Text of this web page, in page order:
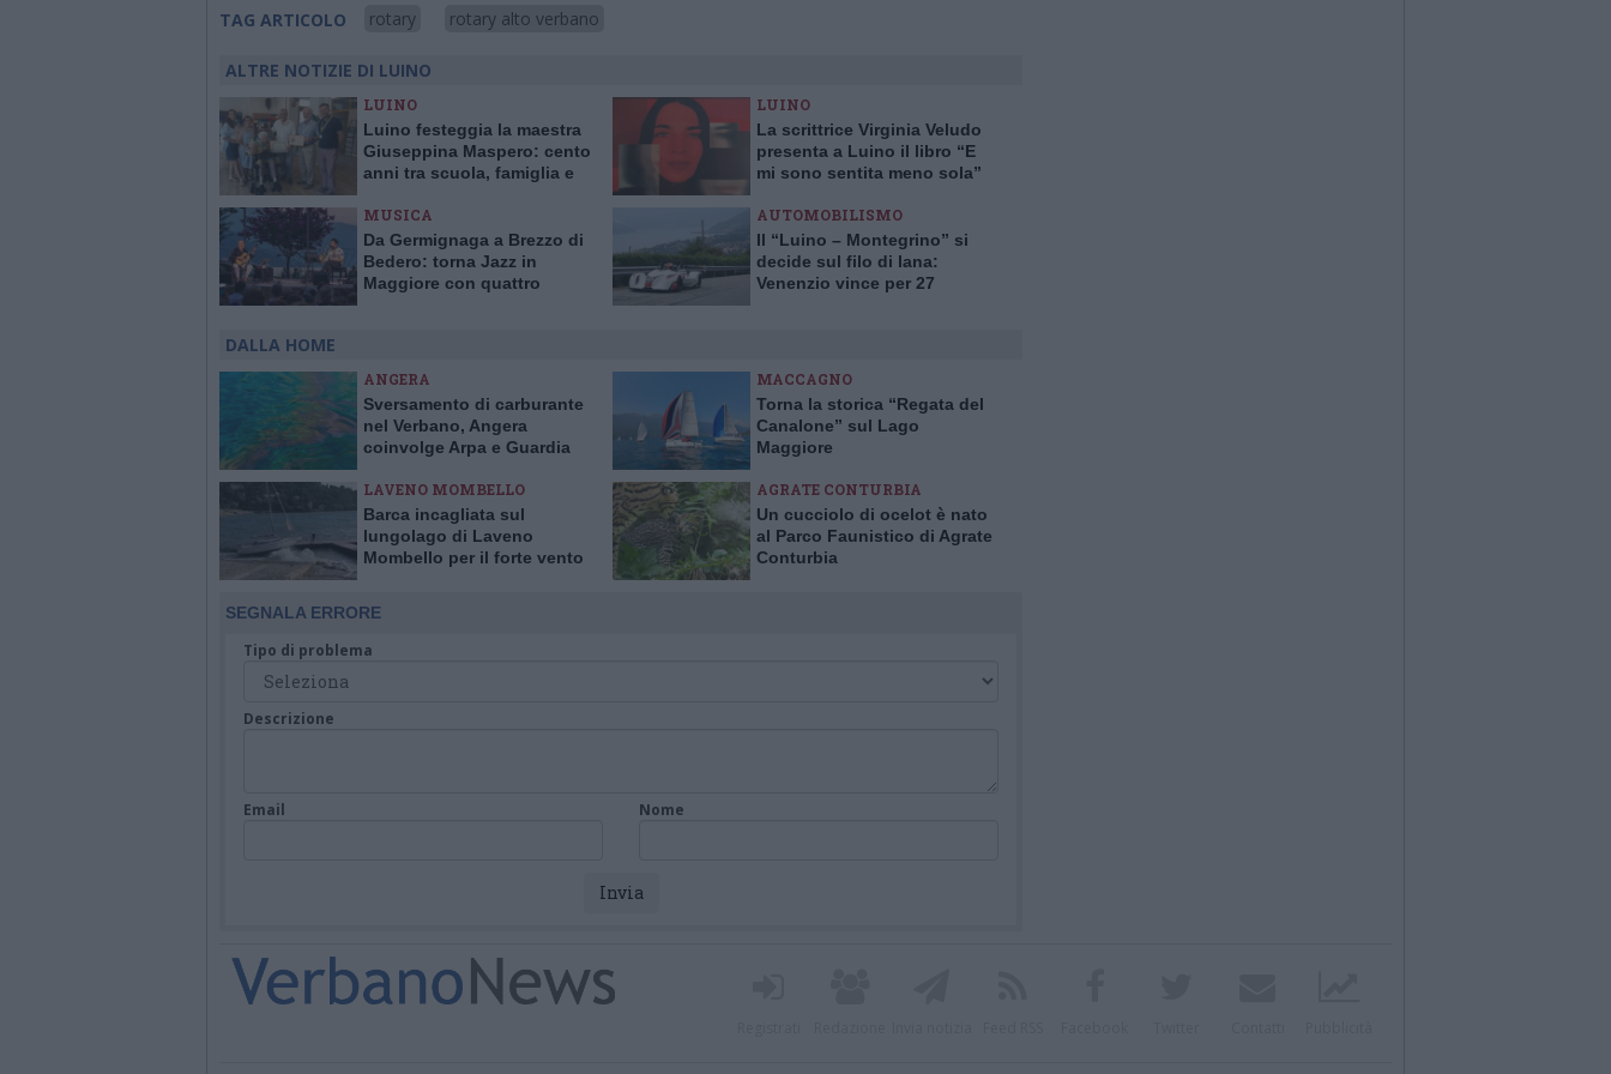
TAG ARTICOLO rotary rotary alto verbano
ALTRE NOTIZIE DI LUINO
LUINO
Luino festeggia la maestra
Giuseppina Maspero: cento
anni tra scuola, famiglia e
LUINO
La scrittrice Virginia Veludo
presenta a Luino il libro “E
mi sono sentita meno sola”
MUSICA
Da Germignaga a Brezzo di
Bedero: torna Jazz in
Maggiore con quattro
AUTOMOBILISMO
Il “Luino – Montegrino” si
decide sul filo di lana:
Venenzio vince per 27
DALLA HOME
ANGERA
Sversamento di carburante
nel Verbano, Angera
coinvolge Arpa e Guardia
MACCAGNO
Torna la storica “Regata del
Canalone” sul Lago
Maggiore
LAVENO MOMBELLO
Barca incagliata sul
lungolago di Laveno
Mombello per il forte vento
AGRATE CONTURBIA
Un cucciolo di ocelot è nato
al Parco Faunistico di Agrate
Conturbia
SEGNALA ERRORE
Tipo di problema
Descrizione
Email Nome